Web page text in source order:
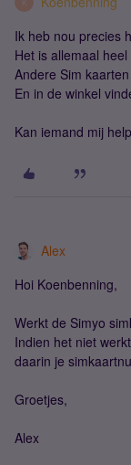
Ik heb nou precies
Het is allemaal heel
Andere Sim
En in de winkel
Kan iemand mij
Alex
Hoi Koenbenning,
Werkt de Simyo
Indien het niet
daarin je
Groetjes,
Alex